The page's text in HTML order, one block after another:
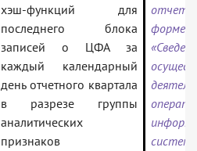
хэш-функций для
последнего блока
записей о ЦФА за
каждый календарный
день отчетного квартала
в разрезе группы
аналитических
признаков
форме